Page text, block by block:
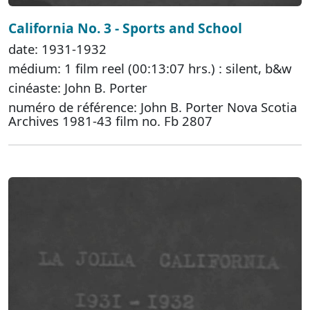
California No. 3 - Sports and School
date: 1931-1932
médium: 1 film reel (00:13:07 hrs.) : silent, b&w
cinéaste: John B. Porter
numéro de référence: John B. Porter Nova Scotia
Archives 1981-43 film no. Fb 2807